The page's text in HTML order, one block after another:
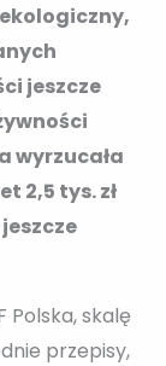
jeszcze
wyrzucała
2,5 tys. zł
Polska, skalę
przepisy,